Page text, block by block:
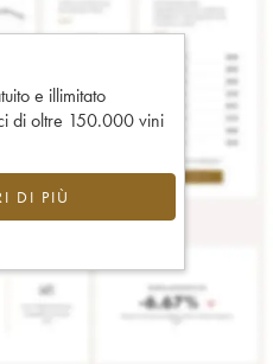
e illimitato
di oltre 150.000 vini
DI PIÙ